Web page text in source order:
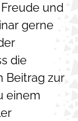
und
gerne
die
Beitrag zur
einem